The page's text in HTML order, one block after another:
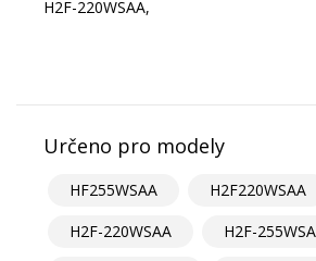
H2F-220WSAA,
Určeno pro modely
HF255WSAA
H2F220WSAA
H2F-220WSAA
H2F-